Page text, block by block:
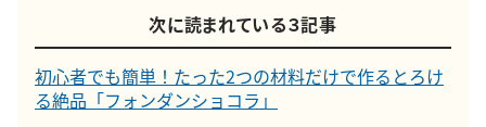
次に読まれている３記事
初心者でも簡単！たった2つの材料だけで作るとろけ
る絶品「フォンダンショコラ」